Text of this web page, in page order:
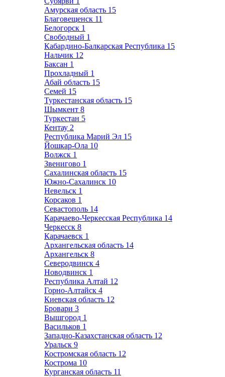
Амурская область 15
Благовещенск 11
Белогорск 1
Свободный 1
Кабардино-Балкарская Республика 15
Нальчик 12
Баксан 1
Прохладный 1
Абай область 15
Семей 15
Туркестанская область 15
Шымкент 8
Туркестан 5
Кентау 2
Республика Марий Эл 15
Йошкар-Ола 10
Волжск 1
Звенигово 1
Сахалинская область 15
Южно-Сахалинск 10
Невельск 1
Корсаков 1
Севастополь 14
Карачаево-Черкесская Республика 14
Черкесск 8
Карачаевск 1
Архангельская область 14
Архангельск 8
Северодвинск 4
Новодвинск 1
Республика Алтай 12
Горно-Алтайск 4
Киевская область 12
Бровари 3
Вышгород 1
Васильков 1
Западно-Казахстанская область 12
Уральск 9
Костромская область 12
Кострома 10
Курганская область 11